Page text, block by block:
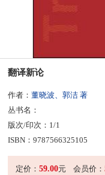
翻译新论
作者： 董晓波、郭洁 著
丛书名：
版次/印次：1/1
ISBN：9787566325105
定价： 59.00元 会员价：